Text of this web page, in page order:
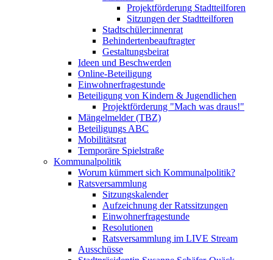
Projektförderung Stadtteilforen
Sitzungen der Stadtteilforen
Stadtschüler:innenrat
Behindertenbeauftragter
Gestaltungsbeirat
Ideen und Beschwerden
Online-Beteiligung
Einwohnerfragestunde
Beteiligung von Kindern & Jugendlichen
Projektförderung "Mach was draus!"
Mängelmelder (TBZ)
Beteiligungs ABC
Mobilitätsrat
Temporäre Spielstraße
Kommunalpolitik
Worum kümmert sich Kommunalpolitik?
Ratsversammlung
Sitzungskalender
Aufzeichnung der Ratssitzungen
Einwohnerfragestunde
Resolutionen
Ratsversammlung im LIVE Stream
Ausschüsse